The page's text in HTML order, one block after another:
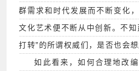
群需求和时代发展而不断变化
文化艺术便不断从中创新。不知
打转”的所谓权威们，是否也会想
如此看来，如何合理地改